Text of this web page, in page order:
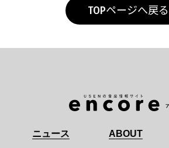
TOPページへ戻る
ニュース ABOUT